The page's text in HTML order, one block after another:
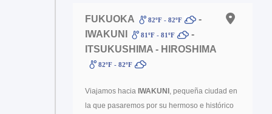
FUKUOKA 82ºF - 82ºF
-
IWAKUNI
81ºF - 81ºF
-
ITSUKUSHIMA - HIROSHIMA
82ºF - 82ºF
Viajamos hacia IWAKUNI , pequeña ciudad en
la que pasaremos por su hermoso e histórico